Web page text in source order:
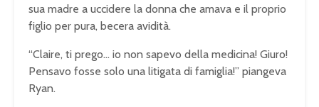
sua madre a uccidere la donna che amava e il proprio
figlio per pura, becera avidità.
“Claire, ti prego… io non sapevo della medicina! Giuro!
Pensavo fosse solo una litigata di famiglia!” piangeva
Ryan.